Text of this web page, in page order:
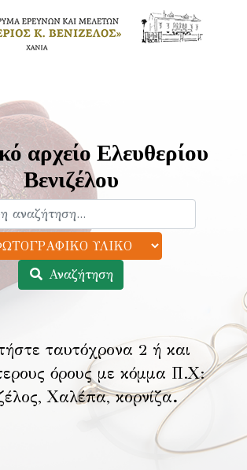
αρχείο Ελευθερίου
Βενιζέλου
Αναζήτηση
ταυτόχρονα 2 ή και
όρους με κόμμα Π.Χ:
Χαλέπα, κορνίζα.